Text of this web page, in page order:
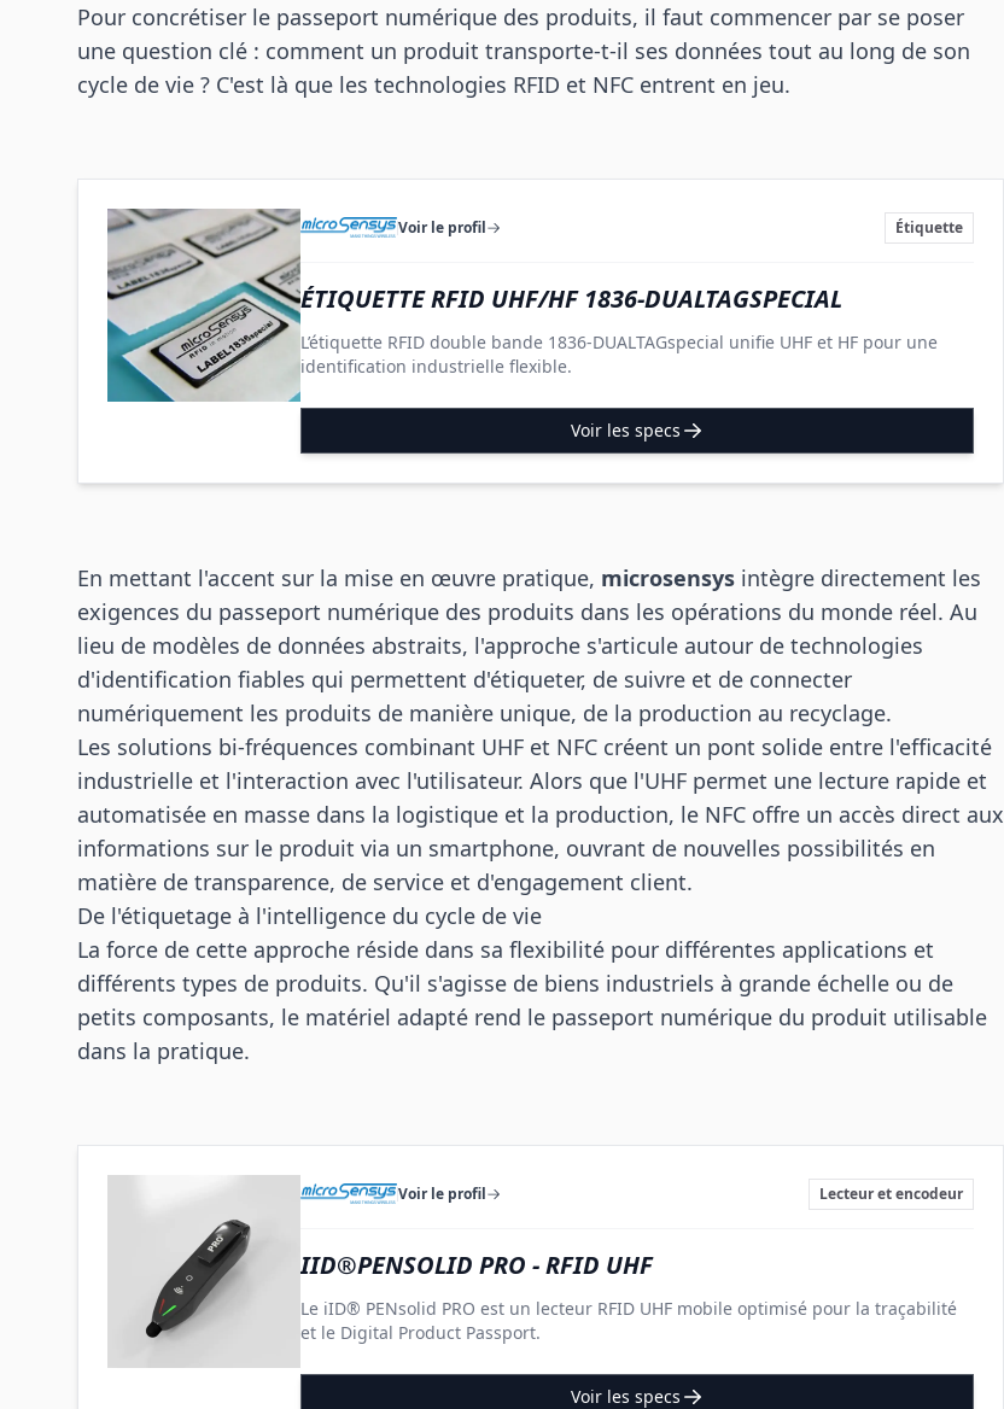
Pour concrétiser le passeport numérique des produits, il faut commencer par se poser
une question clé : comment un produit transporte-t-il ses données tout au long de son
cycle de vie ? C'est là que les technologies RFID et NFC entrent en jeu.
Voir le profil Étiquette
ÉTIQUETTE RFID UHF/HF 1836-DUALTAGSPECIAL
L’étiquette RFID double bande 1836-DUALTAGspecial unifie UHF et HF pour une
identification industrielle flexible.
Voir les specs
En mettant l'accent sur la mise en œuvre pratique, microsensys intègre directement les
exigences du passeport numérique des produits dans les opérations du monde réel. Au
lieu de modèles de données abstraits, l'approche s'articule autour de technologies
d'identification fiables qui permettent d'étiqueter, de suivre et de connecter
numériquement les produits de manière unique, de la production au recyclage.
Les solutions bi-fréquences combinant UHF et NFC créent un pont solide entre l'efficacité
industrielle et l'interaction avec l'utilisateur. Alors que l'UHF permet une lecture rapide et
automatisée en masse dans la logistique et la production, le NFC offre un accès direct aux
informations sur le produit via un smartphone, ouvrant de nouvelles possibilités en
matière de transparence, de service et d'engagement client.
De l'étiquetage à l'intelligence du cycle de vie
La force de cette approche réside dans sa flexibilité pour différentes applications et
différents types de produits. Qu'il s'agisse de biens industriels à grande échelle ou de
petits composants, le matériel adapté rend le passeport numérique du produit utilisable
dans la pratique.
Voir le profil Lecteur et encodeur
IID®PENSOLID PRO - RFID UHF
Le iID® PENsolid PRO est un lecteur RFID UHF mobile optimisé pour la traçabilité
et le Digital Product Passport.
Voir les specs